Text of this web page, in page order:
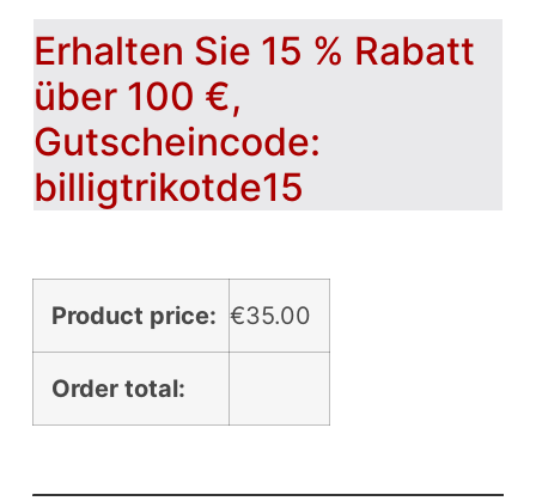
Erhalten Sie 15 % Rabatt
über 100 €,
Gutscheincode:
billigtrikotde15
Product price: €35.00
Order total: